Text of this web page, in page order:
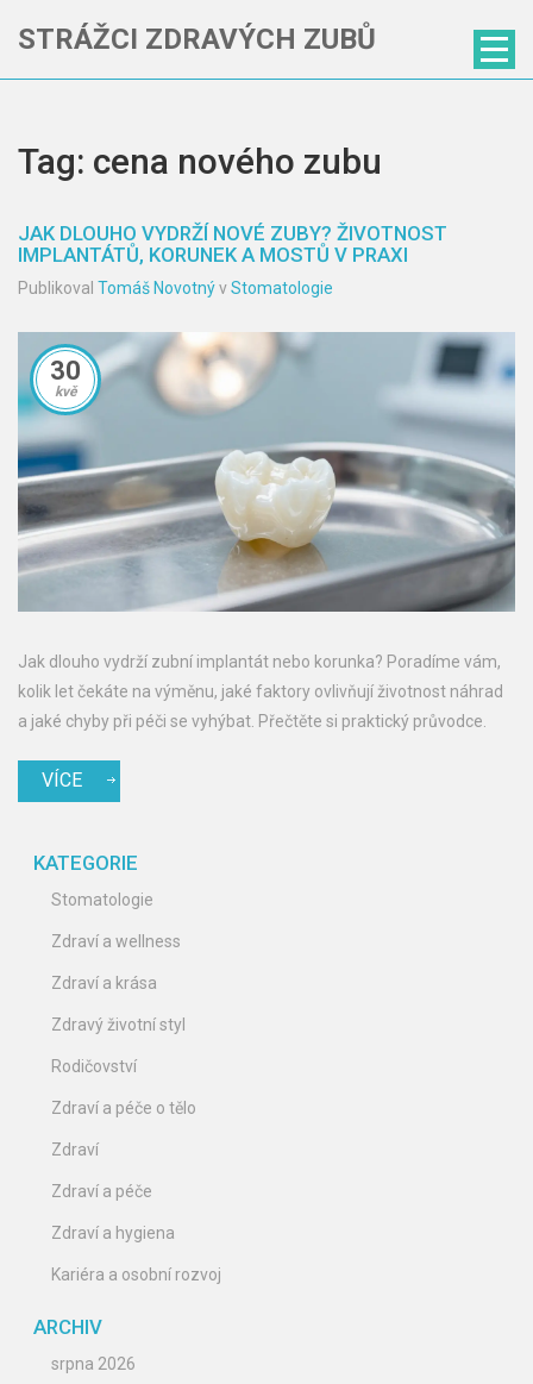
STRÁŽCI ZDRAVÝCH ZUBŮ
Tag: cena nového zubu
JAK DLOUHO VYDRŽÍ NOVÉ ZUBY? ŽIVOTNOST
IMPLANTÁTŮ, KORUNEK A MOSTŮ V PRAXI
Publikoval Tomáš NovotnývStomatologie
30
kvě
Jak dlouho vydrží zubní implantát nebo korunka? Poradíme vám,
kolik let čekáte na výměnu, jaké faktory ovlivňují životnost náhrad
a jaké chyby při péči se vyhýbat. Přečtěte si praktický průvodce.
VÍCE
KATEGORIE
Stomatologie
Zdraví a wellness
Zdraví a krása
Zdravý životní styl
Rodičovství
Zdraví a péče o tělo
Zdraví
Zdraví a péče
Zdraví a hygiena
Kariéra a osobní rozvoj
ARCHIV
srpna 2026